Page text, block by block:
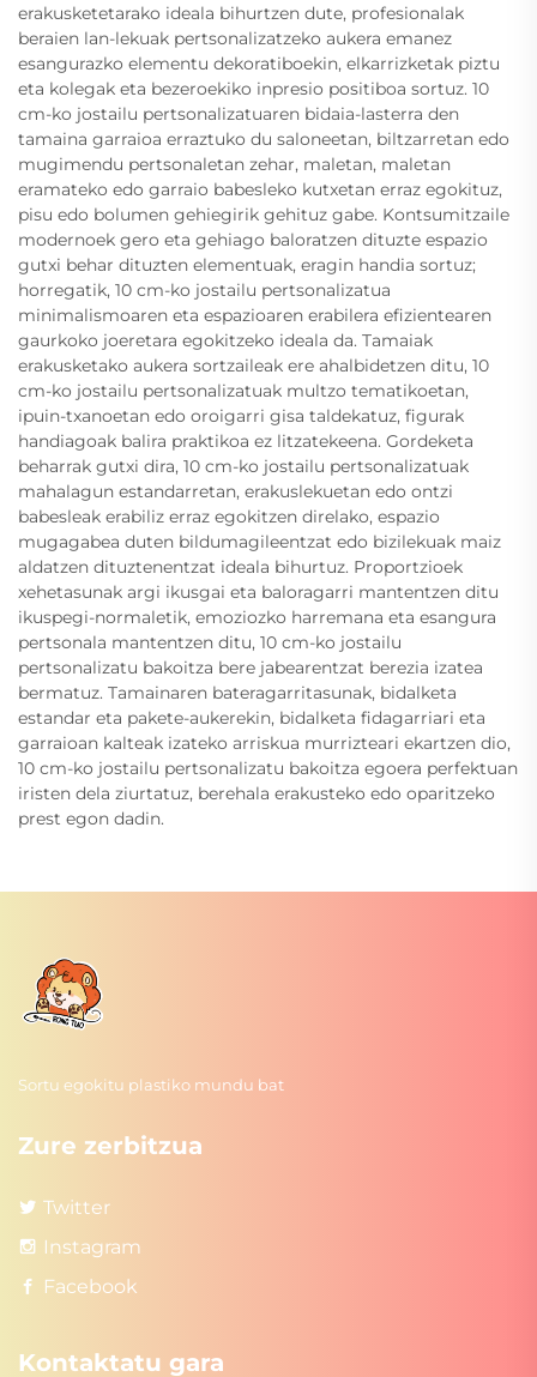
erakusketetarako ideala bihurtzen dute, profesionalak
beraien lan-lekuak pertsonalizatzeko aukera emanez
esangurazko elementu dekoratiboekin, elkarrizketak piztu
eta kolegak eta bezeroekiko inpresio positiboa sortuz. 10
cm-ko jostailu pertsonalizatuaren bidaia-lasterra den
tamaina garraioa erraztuko du saloneetan, biltzarretan edo
mugimendu pertsonaletan zehar, maletan, maletan
eramateko edo garraio babesleko kutxetan erraz egokituz,
pisu edo bolumen gehiegirik gehituz gabe. Kontsumitzaile
modernoek gero eta gehiago baloratzen dituzte espazio
gutxi behar dituzten elementuak, eragin handia sortuz;
horregatik, 10 cm-ko jostailu pertsonalizatua
minimalismoaren eta espazioaren erabilera efizientearen
gaurkoko joeretara egokitzeko ideala da. Tamaiak
erakusketako aukera sortzaileak ere ahalbidetzen ditu, 10
cm-ko jostailu pertsonalizatuak multzo tematikoetan,
ipuin-txanoetan edo oroigarri gisa taldekatuz, figurak
handiagoak balira praktikoa ez litzatekeena. Gordeketa
beharrak gutxi dira, 10 cm-ko jostailu pertsonalizatuak
mahalagun estandarretan, erakuslekuetan edo ontzi
babesleak erabiliz erraz egokitzen direlako, espazio
mugagabea duten bildumagileentzat edo bizilekuak maiz
aldatzen dituztenentzat ideala bihurtuz. Proportzioek
xehetasunak argi ikusgai eta baloragarri mantentzen ditu
ikuspegi-normaletik, emoziozko harremana eta esangura
pertsonala mantentzen ditu, 10 cm-ko jostailu
pertsonalizatu bakoitza bere jabearentzat berezia izatea
bermatuz. Tamainaren bateragarritasunak, bidalketa
estandar eta pakete-aukerekin, bidalketa fidagarriari eta
garraioan kalteak izateko arriskua murrizteari ekartzen dio,
10 cm-ko jostailu pertsonalizatu bakoitza egoera perfektuan
iristen dela ziurtatuz, berehala erakusteko edo oparitzeko
prest egon dadin.
Sortu egokitu plastiko mundu bat
Zure zerbitzua
Twitter
Instagram
Facebook
Kontaktatu gara